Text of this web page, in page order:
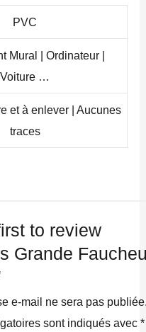
PVC
Mural | Ordinateur |
Voiture …
et à enlever | Aucunes
traces
to review
Grande
e-mail ne sera pas
sont indiqués avec*